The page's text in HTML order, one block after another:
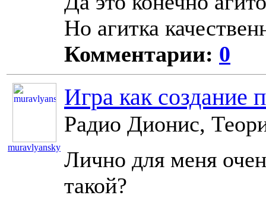
Но агитка
Комментарии: 0
muravlyansky
Игра как создание
Радио Дионис,
Лично для меня
такой?